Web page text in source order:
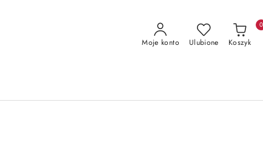
Moje konto Ulubione Koszyk
0